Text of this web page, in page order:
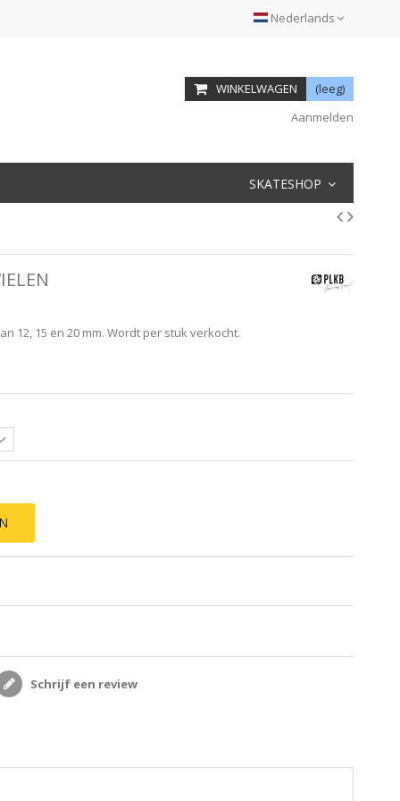
Nederlands
WINKELWAGEN
(leeg)
Aanmelden
SKATESHOP
12, 15 en 20 mm. Wordt per stuk verkocht.
Schrijf een review